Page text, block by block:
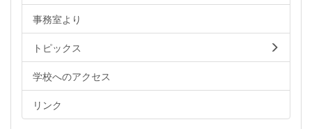
事務室より
トピックス
学校へのアクセス
リンク